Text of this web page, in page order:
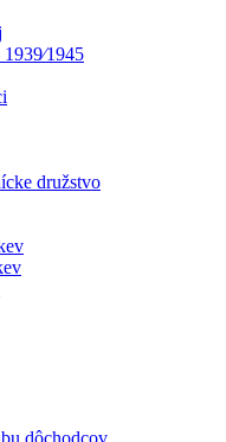
družstvo
dôchodcov